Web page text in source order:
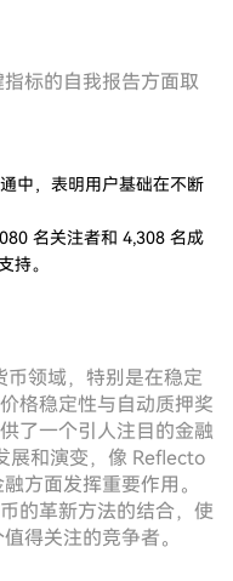
标的自我报告方面取
中，表明用户基础在不断
名关注者和 4,308 名成
持。
币领域，特别是在稳定
格稳定性与自动质押奖
了一个引人注目的金融
展和演变，像 Reflecto
方面发挥重要作用。
的革新方法的结合，使
得关注的竞争者。